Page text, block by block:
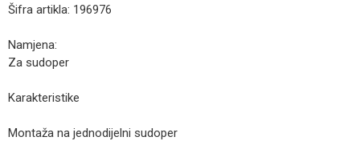
Šifra artikla: 196976
Namjena:
Za sudoper
Karakteristike
Montaža na jednodijelni sudoper